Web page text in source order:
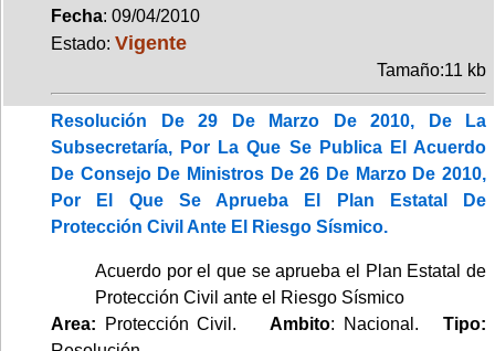
Fecha: 09/04/2010
Estado: Vigente
Tamaño:11 kb
Resolución De 29 De Marzo De 2010, De La
Subsecretaría, Por La Que Se Publica El Acuerdo
De Consejo De Ministros De 26 De Marzo De 2010,
Por El Que Se Aprueba El Plan Estatal De
Protección Civil Ante El Riesgo Sísmico.
Acuerdo por el que se aprueba el Plan Estatal de
Protección Civil ante el Riesgo Sísmico
Area: Protección Civil. Ambito: Nacional. Tipo: